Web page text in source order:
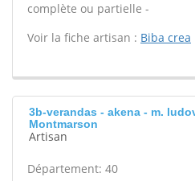
complète ou partielle -
Voir la fiche artisan : Biba crea
3b-verandas - akena - m.
Montmarson
Artisan
Département: 40